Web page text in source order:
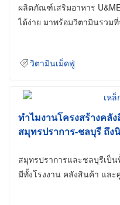
ผลิตภัณฑ์เสริมอาหาร
ได้ง่าย มาพร้อมวิตามินรวม
วิตามินเม็ดฟู่
ทำไมงานโครงสร้างคลั
สมุทรปราการ-ชลบุรี ถึง
สมุทรปราการและชลบุรีเป็
มีทั้งโรงงาน คลังสินค้า แล